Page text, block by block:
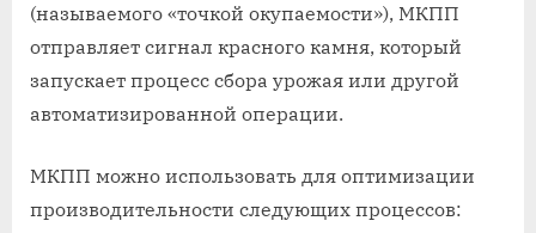
(называемого «точкой окупаемости»), МКПП
отправляет сигнал красного камня, который
запускает процесс сбора урожая или другой
автоматизированной операции.
МКПП можно использовать для оптимизации
производительности следующих процессов: